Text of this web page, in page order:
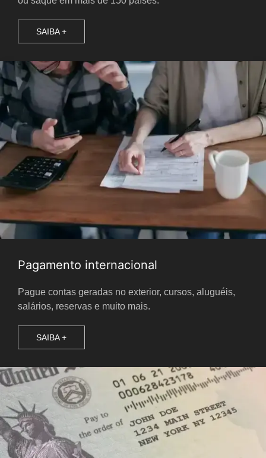
SAIBA +
Pagamento internacional
Pague contas geradas no exterior, cursos, aluguéis,
salários, reservas e muito mais.
SAIBA +